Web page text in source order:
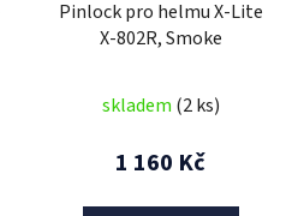
Pinlock pro helmu X-Lite
X-802R, Smoke
skladem (2 ks)
1 160 Kč